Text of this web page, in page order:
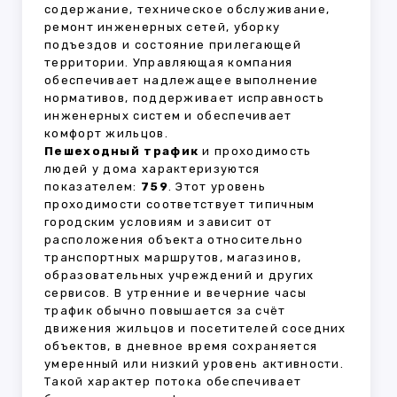
содержание, техническое обслуживание,
ремонт инженерных сетей, уборку
подъездов и состояние прилегающей
территории. Управляющая компания
обеспечивает надлежащее выполнение
нормативов, поддерживает исправность
инженерных систем и обеспечивает
комфорт жильцов.
Пешеходный трафик и проходимость
людей у дома характеризуются
показателем: 759. Этот уровень
проходимости соответствует типичным
городским условиям и зависит от
расположения объекта относительно
транспортных маршрутов, магазинов,
образовательных учреждений и других
сервисов. В утренние и вечерние часы
трафик обычно повышается за счёт
движения жильцов и посетителей соседних
объектов, в дневное время сохраняется
умеренный или низкий уровень активности.
Такой характер потока обеспечивает